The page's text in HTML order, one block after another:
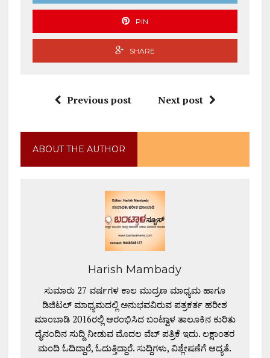
PIN
SHARE
Previous post Next post
ABOUT THE AUTHOR
Harish Mambady
ಸುಮಾರು 27 ವರ್ಷಗಳ ಕಾಲ ಮುದ್ರಣ ಮಾಧ್ಯಮ ಹಾಗೂ
ಡಿಜಿಟಲ್ ಮಾಧ್ಯಮದಲ್ಲಿ ಅನುಭವವಿರುವ ಪತ್ರಕರ್ತ ಹರೀಶ
ಮಾಂಬಾಡಿ 2016ರಲ್ಲಿ ಆರಂಭಿಸಿದ ಬಂಟ್ವಾಳ ತಾಲೂಕಿನ ಕುರಿತು
ದೈನಂದಿನ ಸುದ್ದಿ ನೀಡುವ ಮೊದಲ ವೆಬ್ ಪತ್ರಿಕೆ ಇದು. ಲಕ್ಷಾಂತರ
ಮಂದಿ ಓದಿದ್ದಾರೆ, ಓದುತ್ತಿದ್ದಾರೆ. ಸುದ್ದಿಗಳು, ವಿಶ್ಲೇಷಣೆಗೆ ಆದ್ಯತೆ.